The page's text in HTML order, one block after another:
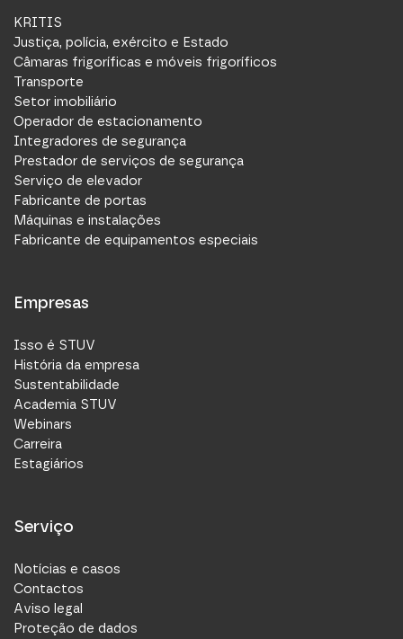
KRITIS
Justiça, polícia, exército e Estado
Câmaras frigoríficas e móveis frigoríficos
Transporte
Setor imobiliário
Operador de estacionamento
Integradores de segurança
Prestador de serviços de segurança
Serviço de elevador
Fabricante de portas
Máquinas e instalações
Fabricante de equipamentos especiais
Empresas
Isso é STUV
História da empresa
Sustentabilidade
Academia STUV
Webinars
Carreira
Estagiários
Serviço
Notícias e casos
Contactos
Aviso legal
Proteção de dados